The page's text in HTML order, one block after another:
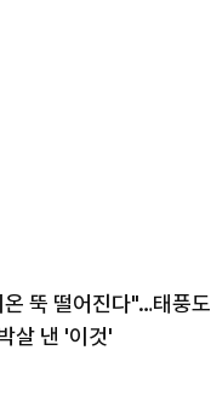
뚝 떨어진다"…태풍도
살 낸 '이것'